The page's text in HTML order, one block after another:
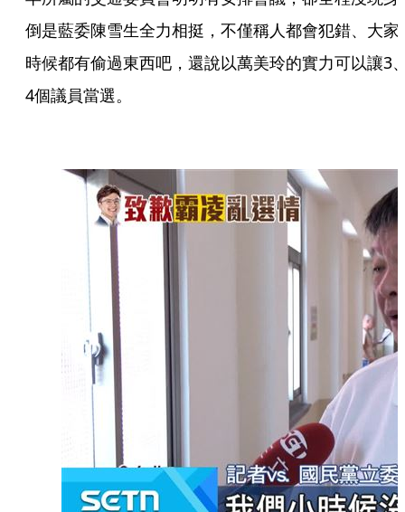
倒是藍委陳雪生全力相挺，不僅稱人都會犯錯、大家
時候都有偷過東西吧，還說以萬美玲的實力可以讓3
4個議員當選。